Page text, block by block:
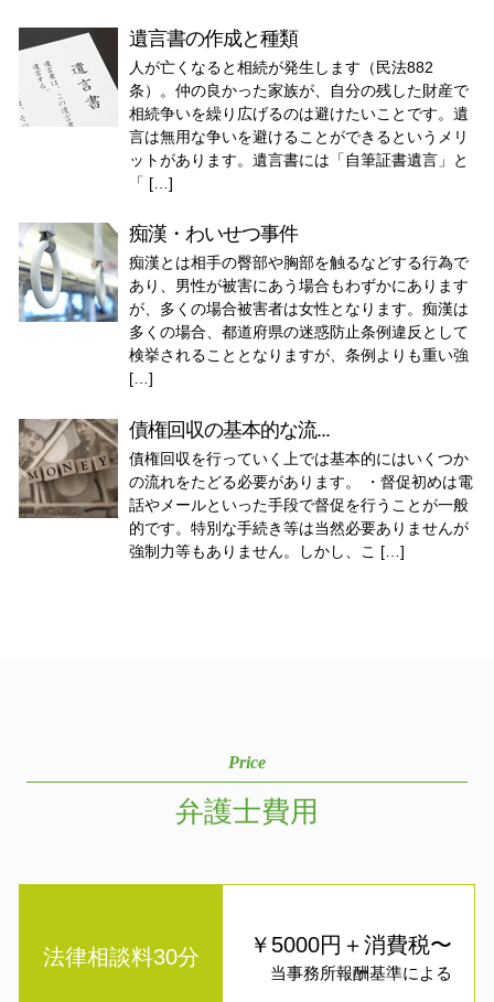
遺言書の作成と種類
人が亡くなると相続が発生します（民法882
条）。仲の良かった家族が、自分の残した財産で
相続争いを繰り広げるのは避けたいことです。遺
言は無用な争いを避けることができるというメリ
ットがあります。遺言書には「自筆証書遺言」と
「 […]
痴漢・わいせつ事件
痴漢とは相手の臀部や胸部を触るなどする行為で
あり、男性が被害にあう場合もわずかにあります
が、多くの場合被害者は女性となります。痴漢は
多くの場合、都道府県の迷惑防止条例違反として
検挙されることとなりますが、条例よりも重い強
[…]
債権回収の基本的な流...
債権回収を行っていく上では基本的にはいくつか
の流れをたどる必要があります。 ・督促初めは電
話やメールといった手段で督促を行うことが一般
的です。特別な手続き等は当然必要ありませんが
強制力等もありません。しかし、こ […]
Price
弁護士費用
法律相談料30分 ￥5000円＋消費税〜
当事務所報酬基準による